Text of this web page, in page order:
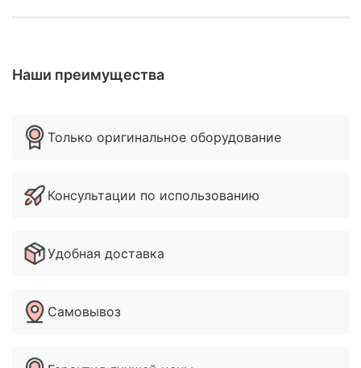
Наши преимущества
Только оригинальное оборудование
Консультации по использованию
Удобная доставка
Самовывоз